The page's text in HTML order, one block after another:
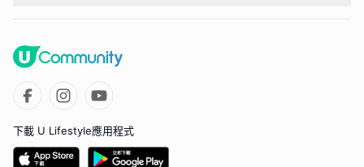
下載 U Lifestyle應用程式